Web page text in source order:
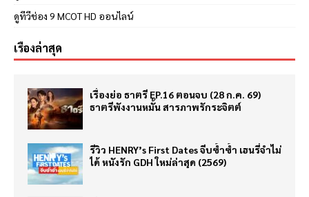
ดูทีวีช่อง 9 MCOT HD ออนไลน์
เรื่องล่าสุด
เรื่องย่อ ธาตรี EP.16 ตอนจบ (28 ก.ค. 69)
ธาตรีพังงานหมั้น สารภาพรักระจิตต์
รีวิว HENRY’s First Dates จีบซ้ำซ้ำ เฮนรี่จำไม่
ได้ หนังรัก GDH ใหม่ล่าสุด (2569)